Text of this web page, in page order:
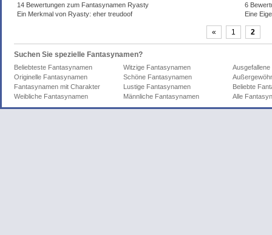
14 Bewertungen zum Fantasynamen Ryasty
Ein Merkmal von Ryasty: eher treudoof
6
Eine
« 1 2
Suchen Sie spezielle Fantasynamen?
Beliebteste Fantasynamen Witzige Fantasynamen
Originelle Fantasynamen
Schöne Fantasynamen
Fantasynamen mit Charakter
Lustige Fantasynamen
Beliebte
Weibliche Fantasynamen
Männliche Fantasynamen Alle